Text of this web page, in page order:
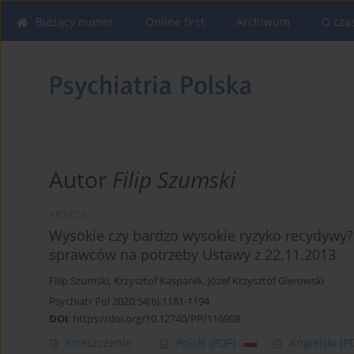
Bieżący numer Online first Archiwum O
Autor Filip Szumski
Wysokie czy bardzo wysokie ryzyko
sprawców na potrzeby Ustawy z 22.11.2013
Filip Szumski, Krzysztof Kasparek, Józef Krzysztof Gierowski
Psychiatr Pol 2020;54(6):1181-1194
DOI: https://doi.org/10.12740/PP/116908
Streszczenie Polski (PDF) Angielski